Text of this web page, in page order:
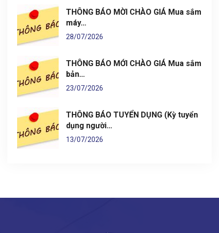
THÔNG BÁO MỜI CHÀO GIÁ Mua sắm
máy…
28/07/2026
THÔNG BÁO MỚI CHÀO GIÁ Mua sắm
bản…
23/07/2026
THÔNG BÁO TUYỂN DỤNG (Kỳ tuyển
dụng người…
13/07/2026